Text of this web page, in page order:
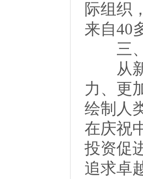
际组织
来自40
三、
从新
力、更
绘制人
在庆祝
投资促
追求卓